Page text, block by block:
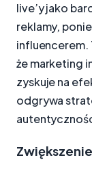
live’y jako
reklamy,
influencerem.
że marketing
zyskuje na
odgrywa